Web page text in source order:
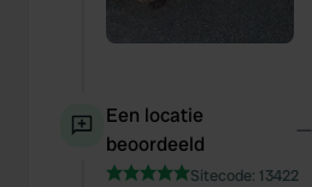
Een locatie
beoordeeld
—
Sitecode: 13422